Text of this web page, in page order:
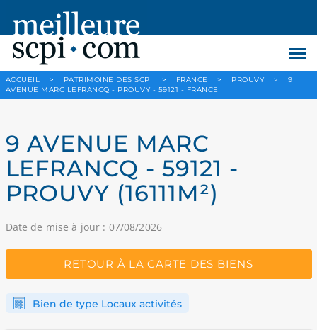
ACCUEIL > PATRIMOINE DES SCPI > FRANCE > PROUVY >
9
AVENUE MARC LEFRANCQ - PROUVY - 59121 - FRANCE
9 AVENUE MARC
LEFRANCQ - 59121 -
PROUVY (16111M²)
Date de mise à jour : 07/08/2026
RETOUR À LA CARTE DES BIENS
Bien de type Locaux activités